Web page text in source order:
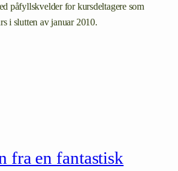
påfyllskvelder for kursdeltagere som
i slutten av januar 2010.
fra en fantastisk